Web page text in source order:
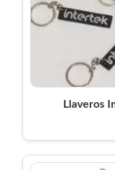
Llaveros